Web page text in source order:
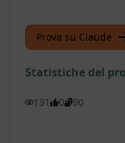
Prova su Claude
Statistiche del
131 0 90